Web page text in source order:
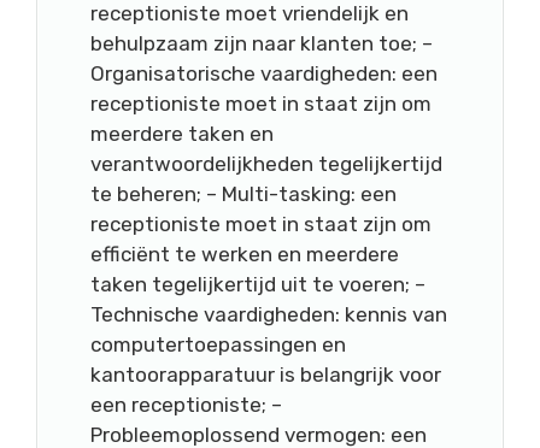
receptioniste moet vriendelijk en
behulpzaam zijn naar klanten toe; –
Organisatorische vaardigheden: een
receptioniste moet in staat zijn om
meerdere taken en
verantwoordelijkheden tegelijkertijd
te beheren; – Multi-tasking: een
receptioniste moet in staat zijn om
efficiënt te werken en meerdere
taken tegelijkertijd uit te voeren; –
Technische vaardigheden: kennis van
computertoepassingen en
kantoorapparatuur is belangrijk voor
een receptioniste; –
Probleemoplossend vermogen: een